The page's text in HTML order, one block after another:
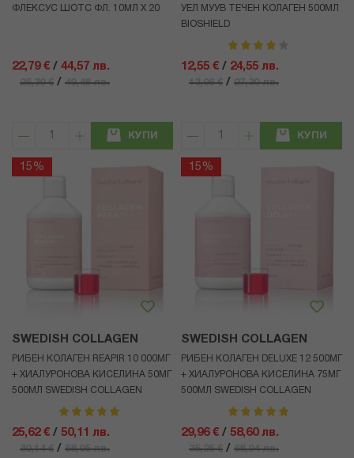
ФЛЕКСУС ШОТС ФЛ. 10МЛ Х 20
22,79 € / 44,57 лв.
25,30 € / 49,48 лв.
КУПИ
УЕЛ МУУВ ТЕЧЕН КОЛАГЕН 500МЛ
BIOSHIELD
рейтинг:
12,55 € / 24,55 лв.
13,96 € / 27,30 лв.
КУПИ
15%
SWEDISH COLLAGEN
РИБЕН КОЛАГЕН REAPIR 10 000МГ
+ ХИАЛУРОНОВА КИСЕЛИНА 50МГ
500МЛ SWEDISH COLLAGEN
рейтинг:
25,62 € / 50,11 лв.
30,14 € / 58,95 лв.
15%
SWEDISH COLLAGEN
РИБЕН КОЛАГЕН DELUXE 12 500МГ
+ ХИАЛУРОНОВА КИСЕЛИНА 75МГ
500МЛ SWEDISH COLLAGEN
рейтинг:
29,96 € / 58,60 лв.
35,25 € / 68,94 лв.